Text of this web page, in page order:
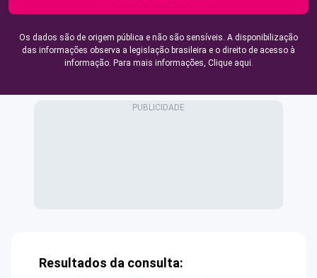
Os dados são de origem pública e não são sensíveis. A disponibilização
das informações observa a legislação brasileira e o direito de acesso à
informação. Para mais informações, Clique aqui.
Resultados da consulta: